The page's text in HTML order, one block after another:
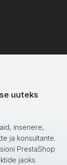
uuteks
insenere,
ja konsultante.
PrestaShop
jaoks.